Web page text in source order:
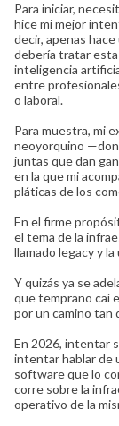
Para iniciar,
hice mi mejor
decir, apenas
debería tratar
inteligencia
entre
o laboral.
Para muestra, mi
neoyorquino
juntas que dan
en la que mi
pláticas de los
En el firme
el tema de la
llamado legacy y
Y quizás ya se
que temprano caí
por un camino tan
En 2026, intentar
intentar hablar de
software que lo
corre sobre la
operativo de la